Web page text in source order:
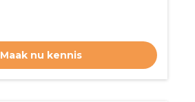
Maak nu kennis